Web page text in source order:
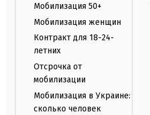
Мобилизация 50+
Мобилизация женщин
Контракт для 18-24-
летних
Отсрочка от
мобилизации
Мобилизация в Украине:
сколько человек